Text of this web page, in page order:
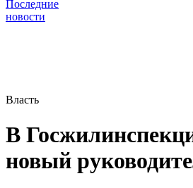
Последние
новости
Власть
В
новый